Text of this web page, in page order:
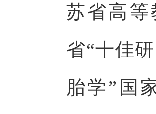
苏省高等
省“十佳
胎学”国